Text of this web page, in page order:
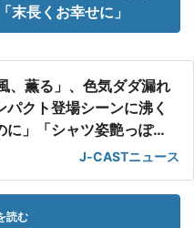
長くお幸せに」
、薫る」、色気ダダ漏れ
パクト登場シーンに沸く
に」「シャツ姿艶っぽ
J-CASTニュース
読む